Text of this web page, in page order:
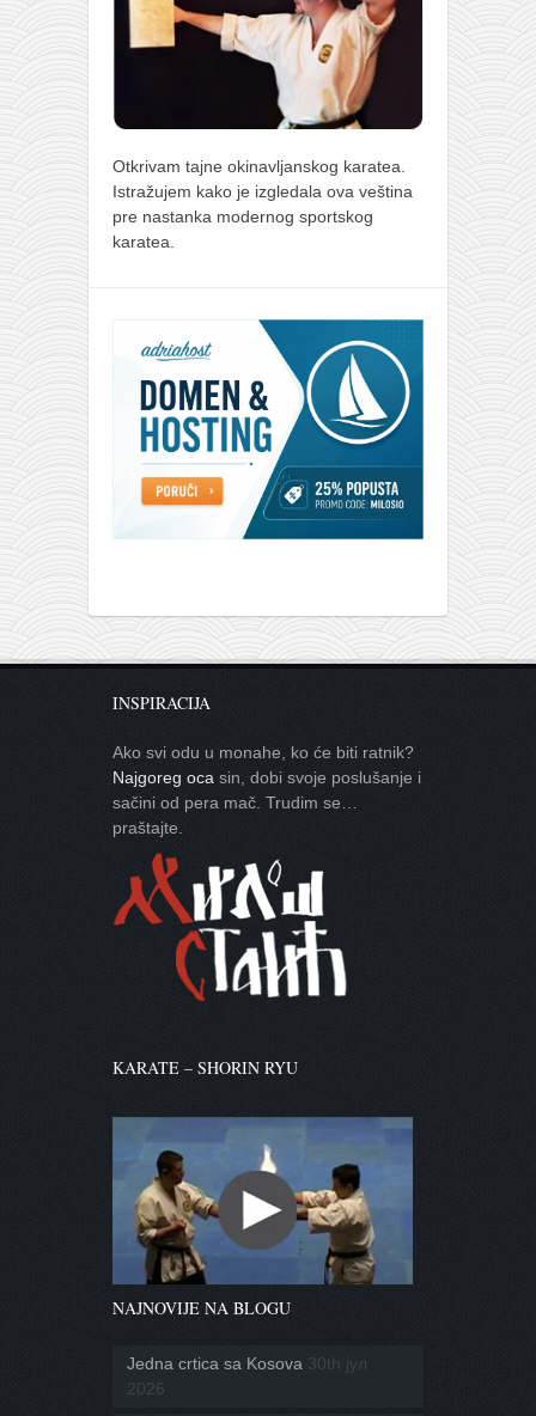
Otkrivam tajne okinavljanskog karatea.
Istražujem kako je izgledala ova veština
pre nastanka modernog sportskog
karatea.
INSPIRACIJA
Ako svi odu u monahe, ko će biti ratnik?
Najgoreg oca sin, dobi svoje poslušanje i
sačini od pera mač. Trudim se…
praštajte.
KARATE – SHORIN RYU
NAJNOVIJE NA BLOGU
Jedna crtica sa Kosova 30th јул
2026